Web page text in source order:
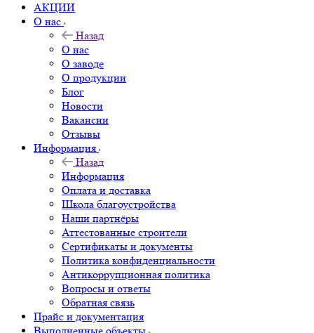
АКЦИИ
О нас
Назад
О нас
О заводе
О продукции
Блог
Новости
Вакансии
Отзывы
Информация
Назад
Информация
Оплата и доставка
Школа благоустройства
Наши партнёры
Аттестованные строители
Сертификаты и документы
Политика конфиденциальности
Антикоррупционная политика
Вопросы и ответы
Обратная связь
Прайс и документация